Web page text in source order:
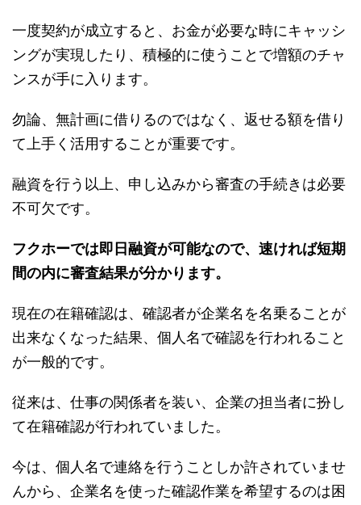
一度契約が成立すると、お金が必要な時にキャッシ
ングが実現したり、積極的に使うことで増額のチャ
ンスが手に入ります。
勿論、無計画に借りるのではなく、返せる額を借り
て上手く活用することが重要です。
融資を行う以上、申し込みから審査の手続きは必要
不可欠です。
フクホーでは即日融資が可能なので、速ければ短期
間の内に審査結果が分かります。
現在の在籍確認は、確認者が企業名を名乗ることが
出来なくなった結果、個人名で確認を行われること
が一般的です。
従来は、仕事の関係者を装い、企業の担当者に扮し
て在籍確認が行われていました。
今は、個人名で連絡を行うことしか許されていませ
んから、企業名を使った確認作業を希望するのは困